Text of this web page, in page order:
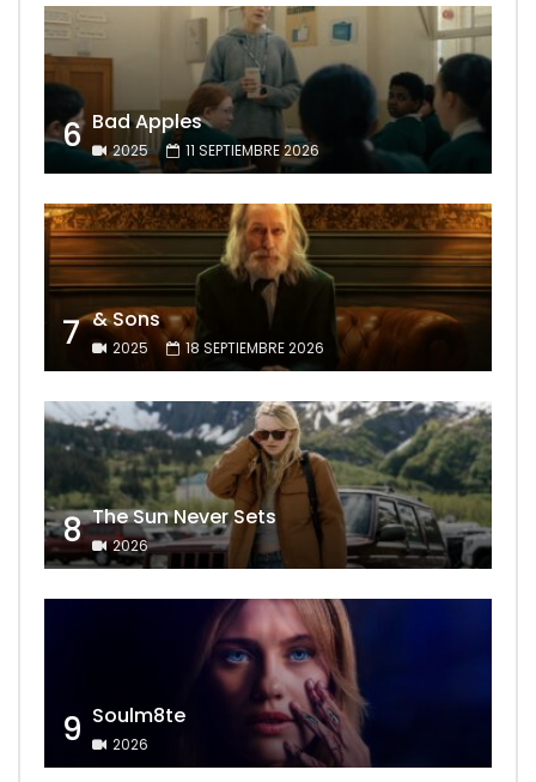
6 Bad Apples
2025 11 SEPTIEMBRE 2026
7 & Sons
2025 18 SEPTIEMBRE 2026
8 The Sun Never Sets
2026
9 Soulm8te
2026